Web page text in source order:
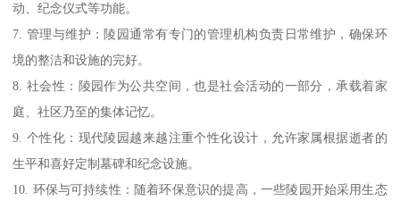
动、纪念仪式等功能。
7. 管理与维护：陵园通常有专门的管理机构负责日常维护，确保环
境的整洁和设施的完好。
8. 社会性：陵园作为公共空间，也是社会活动的一部分，承载着家
庭、社区乃至的集体记忆。
9. 个性化：现代陵园越来越注重个性化设计，允许家属根据逝者的
生平和喜好定制墓碑和纪念设施。
10. 环保与可持续性：随着环保意识的提高，一些陵园开始采用生态